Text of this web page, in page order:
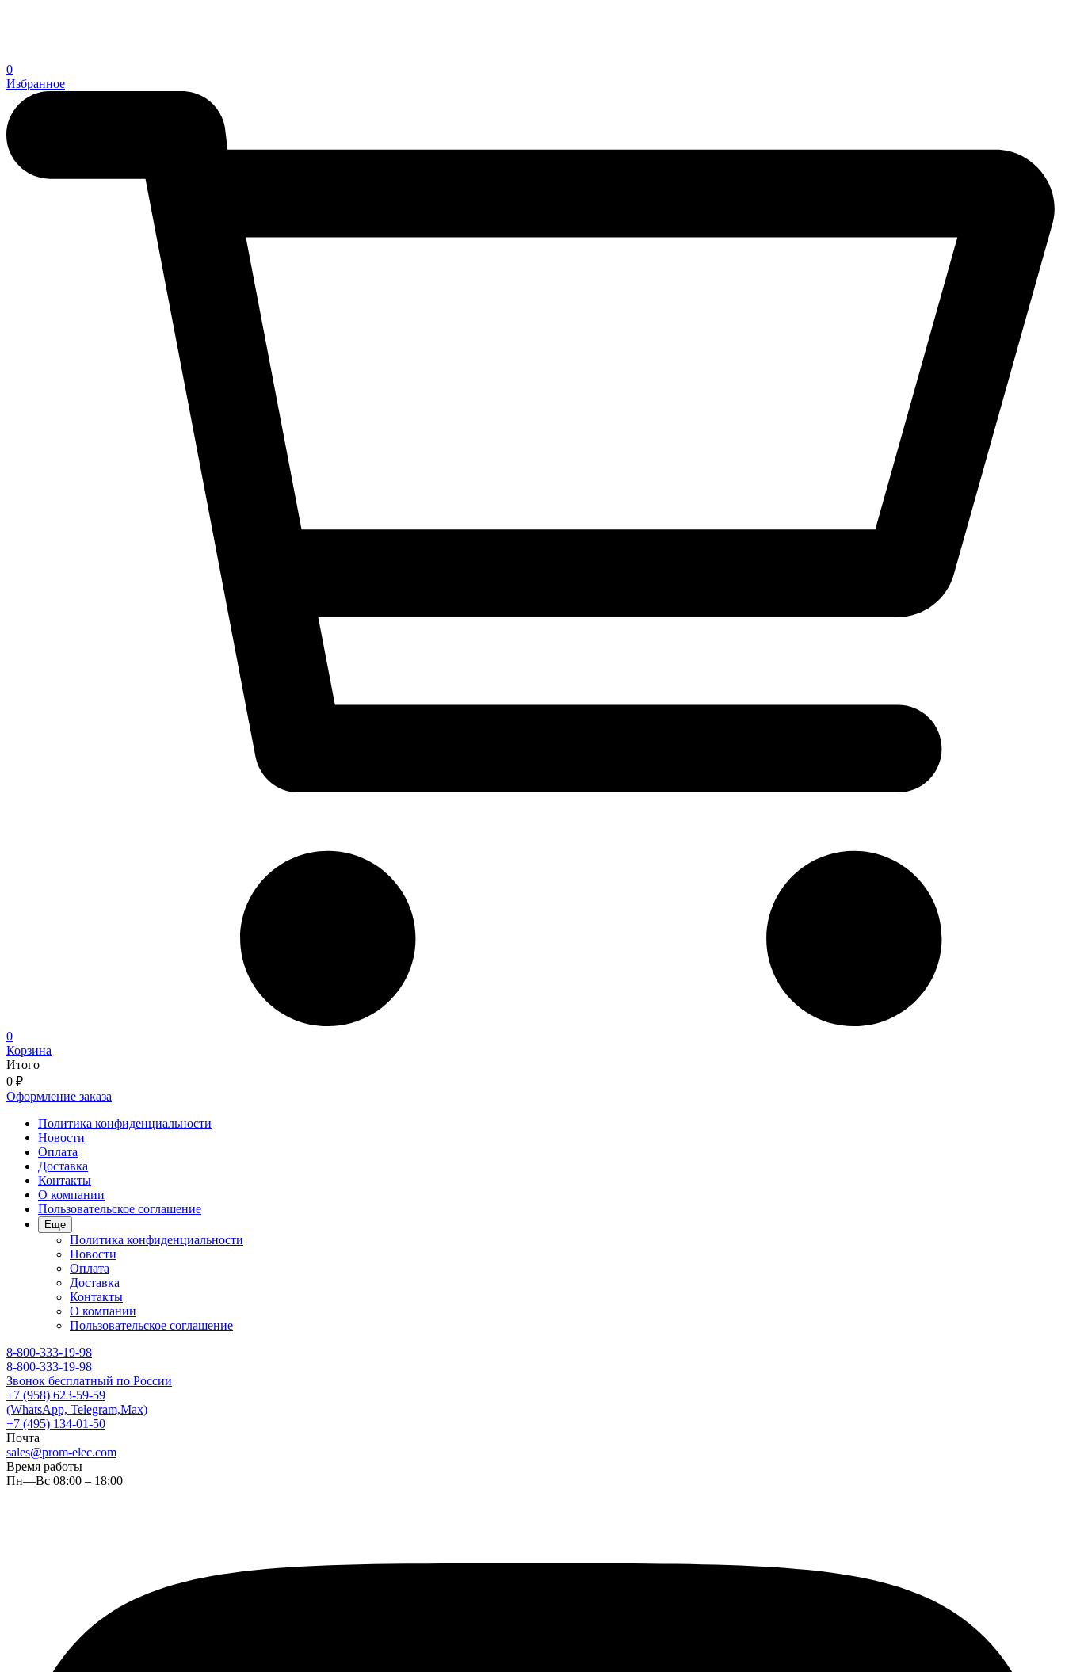
0
Избранное
0
Корзина
Итого
0 ₽
Оформление заказа
Политика конфиденциальности
Новости
Оплата
Доставка
Контакты
О компании
Пользовательское соглашение
Еще
Политика конфиденциальности
Новости
Оплата
Доставка
Контакты
О компании
Пользовательское соглашение
8-800-333-19-98
8-800-333-19-98
Звонок бесплатный по России
+7 (958) 623-59-59
(WhatsApp, Telegram,Max)
+7 (495) 134-01-50
Почта
sales@prom-elec.com
Время работы
Пн—Вс 08:00 – 18:00